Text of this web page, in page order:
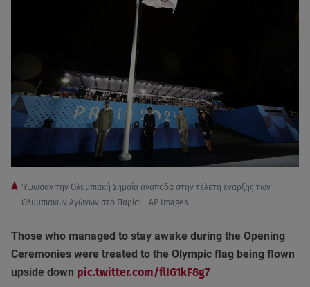
Ύψωσαν την Ολυμπιακή Σημαία ανάποδα στην τελετή έναρξης των
Ολυμπιακών Αγώνων στο Παρίσι - AP Images
Those who managed to stay awake during the Opening
Ceremonies were treated to the Olympic flag being flown
upside down pic.twitter.com/flIG1kF8g7